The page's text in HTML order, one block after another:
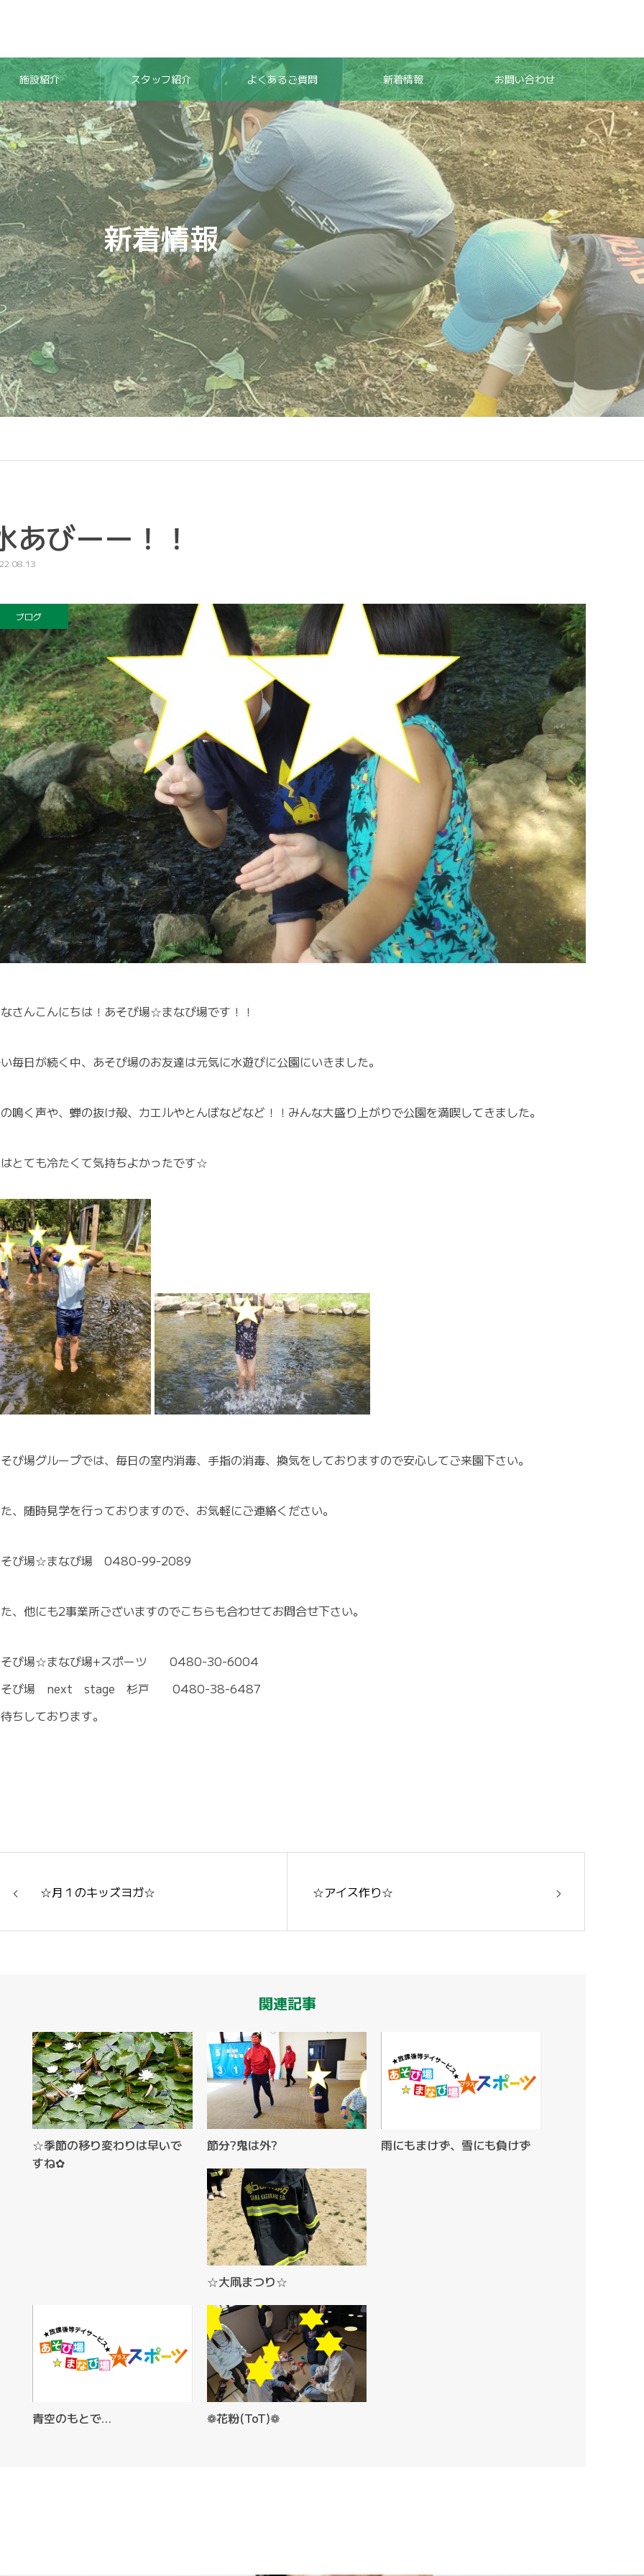
施設紹介 スタッフ紹介 よくあるご質問 新着情報 お問い合わせ
新着情報
あびーー！！
ブログ
さんこんにちは！あそび場☆まなび場です！！
毎日が続く中、あそび場のお友達は元気に水遊びに公園にいきました。
鳴く声や、蝉の抜け殻、カエルやとんぼなどなど！！みんな大盛り上がりで公園を満喫してきました。
とても冷たくて気持ちよかったです☆
び場グループでは、毎日の室内消毒、手指の消毒、換気をしておりますので安心してご来園下さい。
、随時見学を行っておりますので、お気軽にご連絡ください。
び場☆まなび場 0480-99-2089
、他にも2事業所ございますのでこちらも合わせてお問合せ下さい。
び場☆まなび場+スポーツ 0480-30-6004
そび場 next stage 杉戸 0480-38-6487
ちしております。
☆月１のキッズヨガ☆ ☆アイス作り☆
関連記事
☆季節の移り変わりは早いで
すね✿
節分?鬼は外? 雨にもまけず、雪にも負けず
☆大凧まつり☆
青空のもとで… ❁花粉(ToT)❁